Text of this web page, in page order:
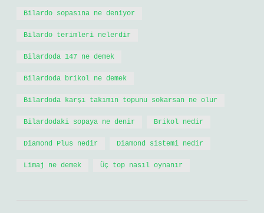
Bilardo sopasına ne deniyor
Bilardo terimleri nelerdir
Bilardoda 147 ne demek
Bilardoda brikol ne demek
Bilardoda karşı takımın topunu sokarsan ne olur
Bilardodaki sopaya ne denir Brikol nedir
Diamond Plus nedir Diamond sistemi nedir
Limaj ne demek Üç top nasıl oynanır